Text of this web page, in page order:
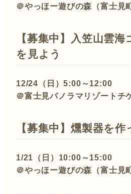
＠やっほー遊びの森（富士見
【募集中】入笠山雲
を見よう
12/24（日）5:00～12:00
＠富士見パノラマリゾートチ
【募集中】 燻製器を作
1/21（日）10:00～15:00
＠やっほー遊びの森（富士見